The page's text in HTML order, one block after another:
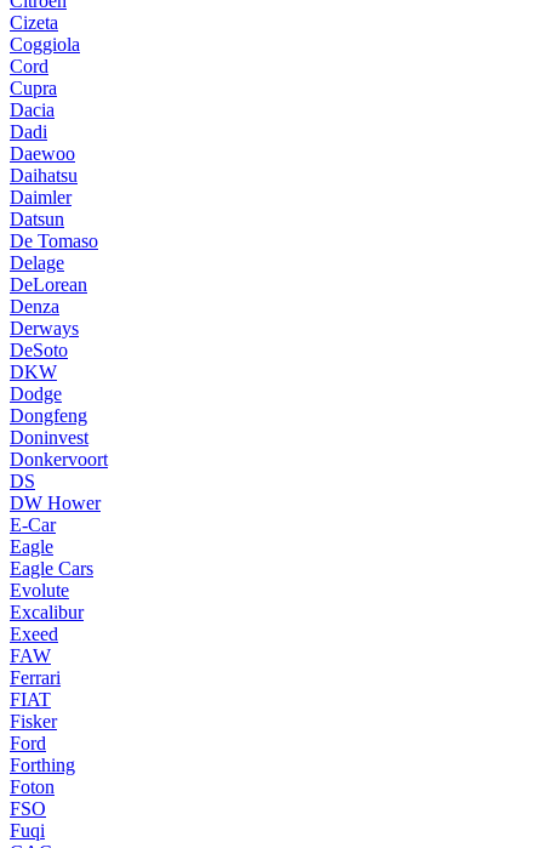
Cizeta
Coggiola
Cord
Cupra
Dacia
Dadi
Daewoo
Daihatsu
Daimler
Datsun
De Tomaso
Delage
DeLorean
Denza
Derways
DeSoto
DKW
Dodge
Dongfeng
Doninvest
Donkervoort
DS
DW Hower
E-Car
Eagle
Eagle Cars
Evolute
Excalibur
Exeed
FAW
Ferrari
FIAT
Fisker
Ford
Forthing
Foton
FSO
Fuqi